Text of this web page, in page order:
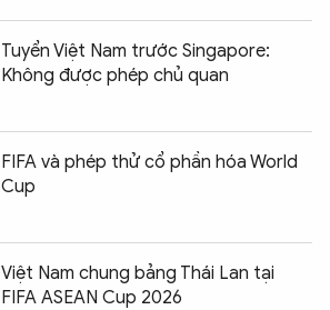
Tuyển Việt Nam trước Singapore:
Không được phép chủ quan
FIFA và phép thử cổ phần hóa World
Cup
Việt Nam chung bảng Thái Lan tại
FIFA ASEAN Cup 2026